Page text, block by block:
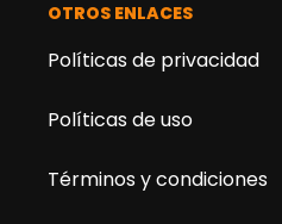
OTROS ENLACES
Políticas de privacidad
Políticas de uso
Términos y condiciones